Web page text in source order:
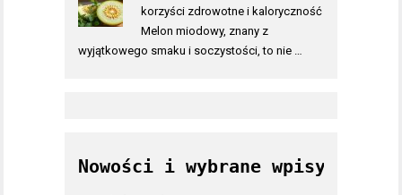
korzyści zdrowotne i kaloryczność
Melon miodowy, znany z
wyjątkowego smaku i soczystości, to nie …
Nowości i wybrane wpisy